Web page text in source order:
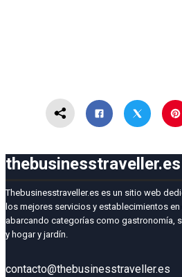
thebusinesstraveller.es
Thebusinesstraveller.es es un sitio web
los mejores servicios y establecimientos
abarcando categorías como gastronomía,
y hogar y jardín.
contacto@thebusinesstraveller.es